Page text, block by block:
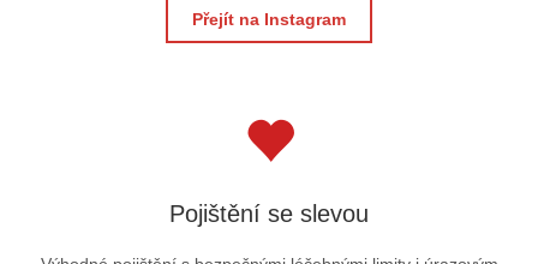
Přejít na Instagram
Pojištění se slevou